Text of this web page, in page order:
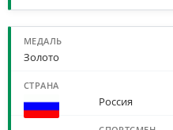
Золото
Россия